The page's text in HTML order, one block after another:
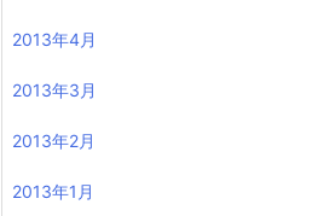
2013年4月
2013年3月
2013年2月
2013年1月